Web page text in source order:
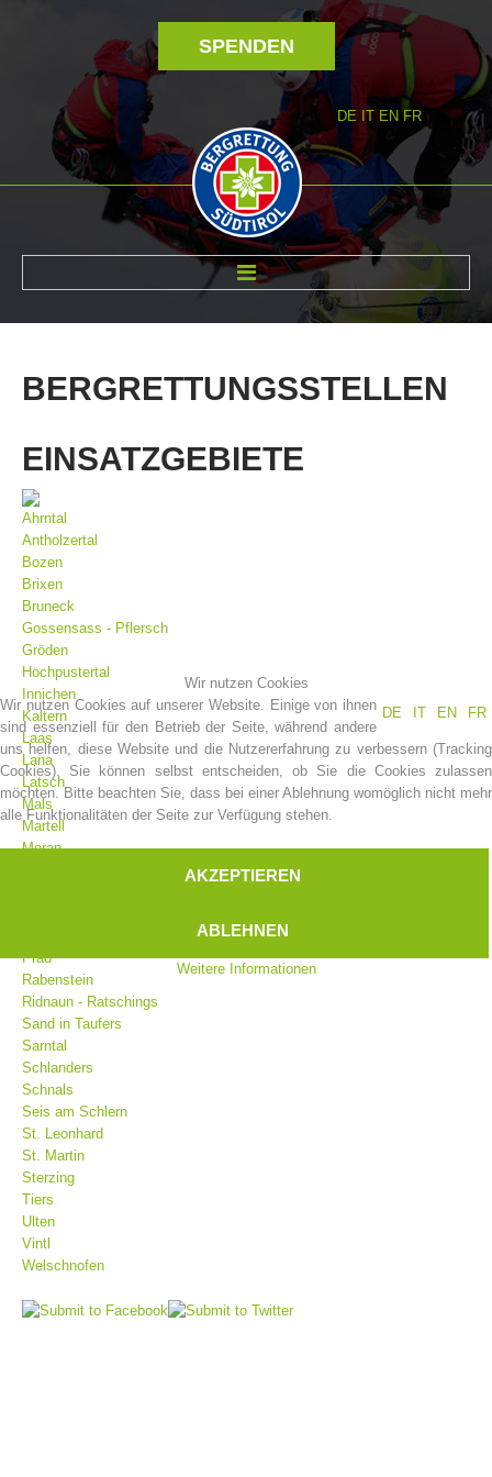
SPENDEN
DE IT EN FR
Vereinsgeschichte
Bergrettungsstellen
BERGRETTUNGSSTELLEN
EINSATZGEBIETE
Ahrntal
Antholzertal
Bozen
Brixen
Bruneck
Gossensass - Pflersch
Gröden
Hochpustertal
Innichen
Kaltern
Laas
Lana
Latsch
Mals
Martell
Meran
Prad
Rabenstein
Ridnaun - Ratschings
Sand in Taufers
Sarntal
Schlanders
Schnals
Seis am Schlern
St. Leonhard
St. Martin
Sterzing
Tiers
Ulten
Vintl
Welschnofen
Wir nutzen Cookies
DE
IT EN FR
Wir nutzen Cookies auf unserer Website. Einige von ihnen
sind essenziell für den Betrieb der Seite, während andere
uns helfen, diese Website und die Nutzererfahrung zu verbessern (Tracking
Cookies). Sie können selbst entscheiden, ob Sie die Cookies zulassen
möchten. Bitte beachten Sie, dass bei einer Ablehnung womöglich nicht mehr
alle Funktionalitäten der Seite zur Verfügung stehen.
AKZEPTIEREN
ABLEHNEN
Weitere Informationen